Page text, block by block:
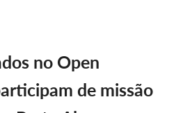
no Open
de missão